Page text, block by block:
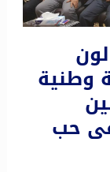
وطنية
حب